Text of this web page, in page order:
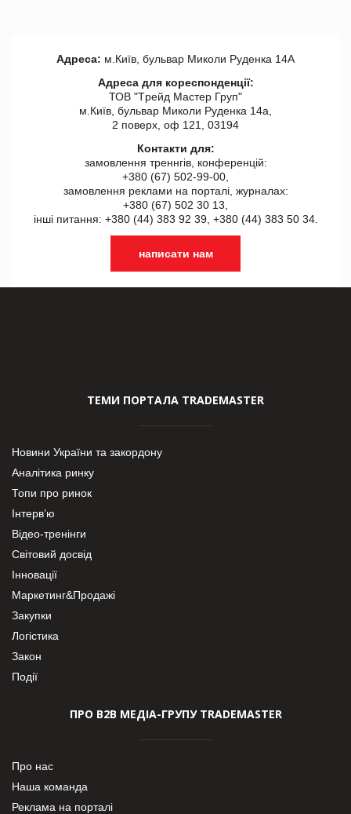
Адреса: м.Київ, бульвар Миколи Руденка 14А
Адреса для кореспонденції:
ТОВ "Tрейд Мастер Груп"
м.Київ, бульвар Миколи Руденка 14а,
2 поверх, оф 121, 03194
Контакти для:
замовлення треннгів, конференцій:
+380 (67) 502-99-00,
замовлення реклами на порталі, журналах:
+380 (67) 502 30 13,
інші питання: +380 (44) 383 92 39, +380 (44) 383 50 34.
написати нам
ТЕМИ ПОРТАЛА TRADEMASTER
Новини України та закордону
Аналітика ринку
Топи про ринок
Інтерв’ю
Відео-тренінги
Світовий досвід
Інновації
Маркетинг&Продажі
Закупки
Логістика
Закон
Події
ПРО В2В МЕДІА-ГРУПУ TRADEMASTER
Про нас
Наша команда
Реклама на порталі